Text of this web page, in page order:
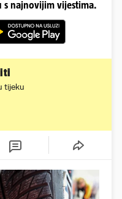
najnovijim vijestima.
tijeku